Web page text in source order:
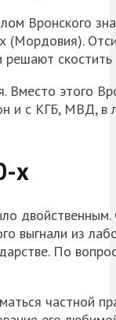
Вронского
(Мордовия).
Вместо этого
и с КГБ, МВД, в
х
выгнали из
По
частной